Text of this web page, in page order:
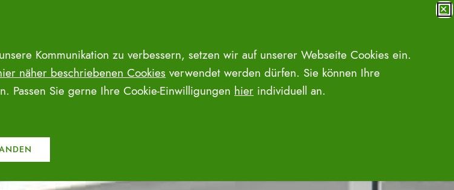
✕
Kommunikation zu verbessern, setzen wir auf unserer Webseite Cookies ein.
näher beschriebenen Cookies verwendet werden dürfen. Sie können Ihre
Sie gerne Ihre Cookie-Einwilligungen hier individuell an.